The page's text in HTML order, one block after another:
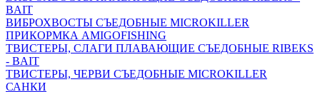
BAIT
ВИБРОХВОСТЫ СЪЕДОБНЫЕ MICROKILLER
ПРИКОРМКА AMIGOFISHING
ТВИСТЕРЫ, СЛАГИ ПЛАВАЮЩИЕ СЪЕДОБНЫЕ RIBEKS
- BAIT
ТВИСТЕРЫ, ЧЕРВИ СЪЕДОБНЫЕ MICROKILLER
САНКИ